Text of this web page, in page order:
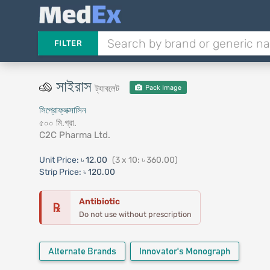
FILTER
সাইরাসট্যাবলেট Pack Image
সিপ্রোফ্লক্সাসিন
৫০০ মি.গ্রা.
C2C Pharma Ltd.
Unit Price: ৳ 12.00 (3 x 10: ৳ 360.00)
Strip Price: ৳ 120.00
℞ Antibiotic
Do not use without prescription
Alternate Brands Innovator's Monograph